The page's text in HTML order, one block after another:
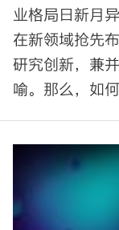
业格局日新月
在新领域抢先
研究创新，兼
喻。那么，如